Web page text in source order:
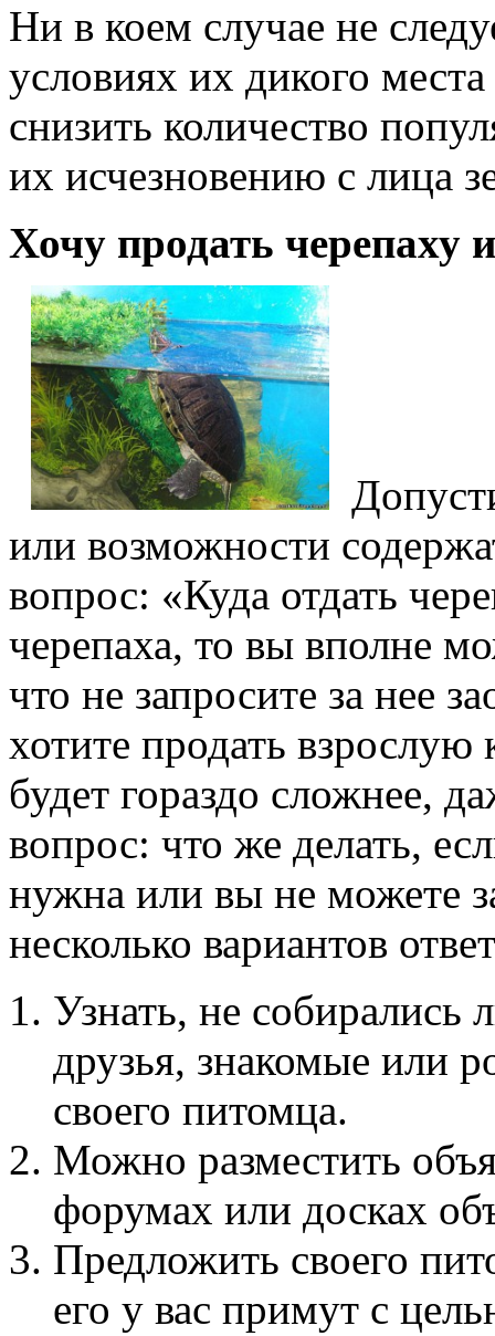
Ни в коем случае не
условиях их дикого
снизить количество
их исчезновению с лица
Хочу продать черепаху
или возможности
вопрос: «Куда отдать
черепаха, то вы вполне
что не запросите за нее
хотите продать взрослую
будет гораздо сложнее,
вопрос: что же делать,
нужна или вы не можете
несколько вариантов
Узнать, не собирались
друзья, знакомые или
своего питомца.
Можно разместить
форумах или досках
Предложить своего
его у вас примут с